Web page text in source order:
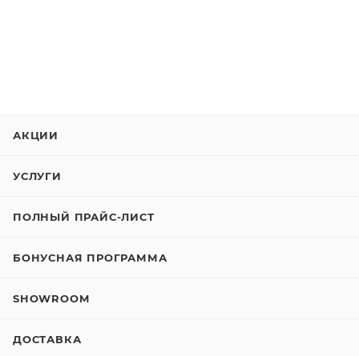
АКЦИИ
УСЛУГИ
ПОЛНЫЙ ПРАЙС-ЛИСТ
БОНУСНАЯ ПРОГРАММА
SHOWROOM
ДОСТАВКА